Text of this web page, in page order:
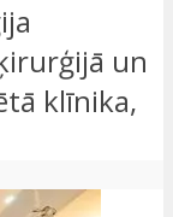
un
klīnika,